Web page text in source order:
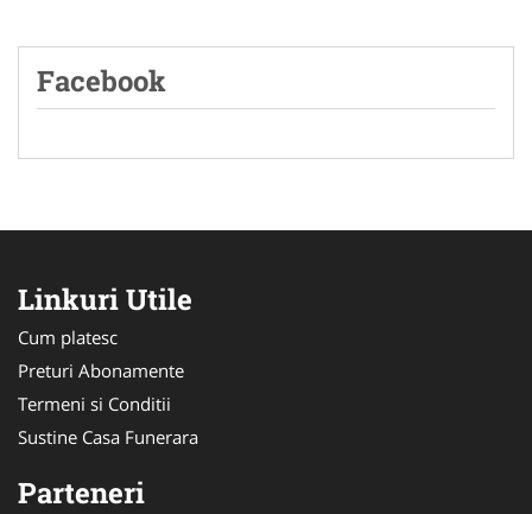
Facebook
Linkuri Utile
Cum platesc
Preturi Abonamente
Termeni si Conditii
Sustine Casa Funerara
Parteneri